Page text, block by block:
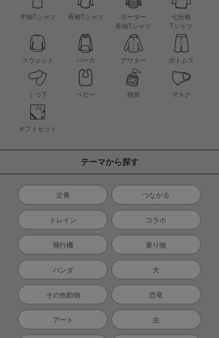
半袖Tシャツ 長袖Tシャツ
ボーダー
長袖Tシャツ
七分袖
Tシャツ
スウェット パーカ アウター ボトムス
くつ下 ベビー 雑貨 マスク
ギフトセット
テーマから探す
定番 つながる
トレイン コラボ
飛行機 乗り物
パンダ 犬
その他動物 恐竜
アート 虫